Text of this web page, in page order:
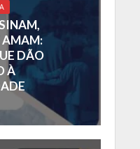
AMAM:
DÃO
À